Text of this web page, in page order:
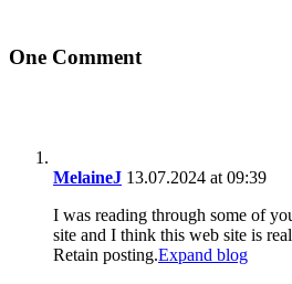
One Comment
MelaineJ 13.07.2024 at 09:39
I was reading through some of
site and I think this web site is
Retain posting.Expand blog